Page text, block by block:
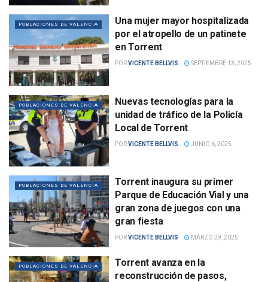
POBLACIONES DE VALENCIA
Una mujer mayor hospitalizada
por el atropello de un patinete
en Torrent
PORVICENTE BELLVIS SEPTIEMBRE 13, 2025
POBLACIONES DE VALENCIA
Nuevas tecnologías para la
unidad de tráfico de la Policía
Local de Torrent
PORVICENTE BELLVIS JUNIO 6, 2025
POBLACIONES DE VALENCIA
Torrent inaugura su primer
Parque de Educación Vial y una
gran zona de juegos con una
gran fiesta
PORVICENTE BELLVIS MARZO 29, 2025
POBLACIONES DE VALENCIA
Torrent avanza en la
reconstrucción de pasos,